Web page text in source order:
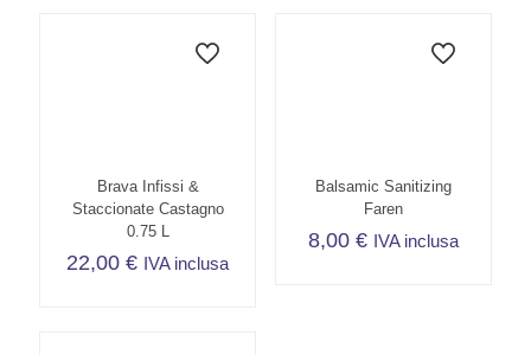
Brava Infissi &
Staccionate Castagno
0.75 L
22,00€ IVA inclusa
Balsamic Sanitizing
Faren
8,00 € IVA inclusa